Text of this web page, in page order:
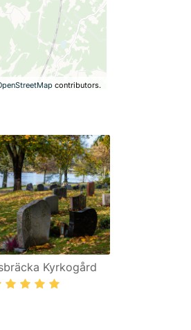
contributors.
Kyrkogård